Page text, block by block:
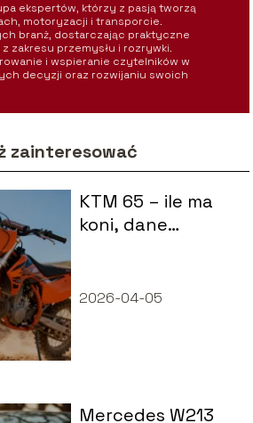
ekspertów, którzy z pasją tworzą
motoryzacji i transporcie.
branż, dostarczając praktyczne
zakresu przemysłu i rozrywki.
i wspieranie czytelników w
decyzji oraz rozwijaniu swoich
zainteresować
KTM 65 – ile ma
koni, dane
2026-04-05
Mercedes W213